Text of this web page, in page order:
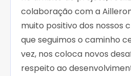
colaboração com a
muito positivo dos nossos
que seguimos o caminho
vez, nos coloca novos
respeito ao